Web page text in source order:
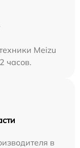
Meizu
часов.
в